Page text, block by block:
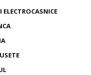
ELECTROCASNICE